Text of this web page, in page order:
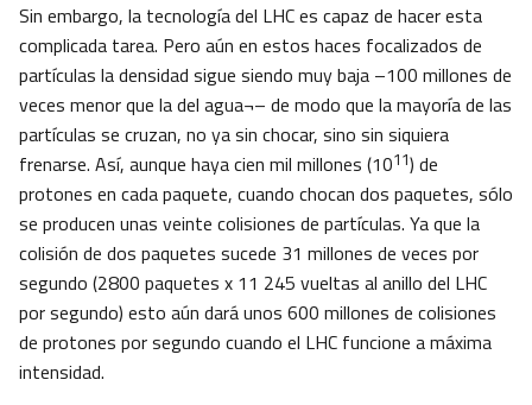
Sin embargo, la tecnología del LHC es capaz de hacer esta
complicada tarea. Pero aún en estos haces focalizados de
partículas la densidad sigue siendo muy baja –100 millones de
veces menor que la del agua¬– de modo que la mayoría de las
partículas se cruzan, no ya sin chocar, sino sin siquiera
frenarse. Así, aunque haya cien mil millones (1011) de
protones en cada paquete, cuando chocan dos paquetes, sólo
se producen unas veinte colisiones de partículas. Ya que la
colisión de dos paquetes sucede 31 millones de veces por
segundo (2800 paquetes x 11 245 vueltas al anillo del LHC
por segundo) esto aún dará unos 600 millones de colisiones
de protones por segundo cuando el LHC funcione a máxima
intensidad.